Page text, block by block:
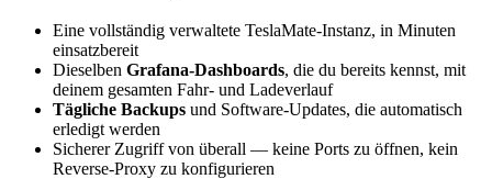
Eine vollständig verwaltete TeslaMate-Instanz, in Minuten
einsatzbereit
Dieselben Grafana-Dashboards, die du bereits kennst, mit
deinem gesamten Fahr- und Ladeverlauf
Tägliche Backups und Software-Updates, die automatisch
erledigt werden
Sicherer Zugriff von überall — keine Ports zu öffnen, kein
Reverse-Proxy zu konfigurieren